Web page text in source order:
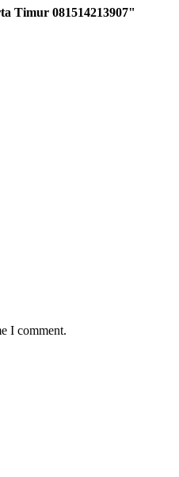
Timur 081514213907"
I comment.